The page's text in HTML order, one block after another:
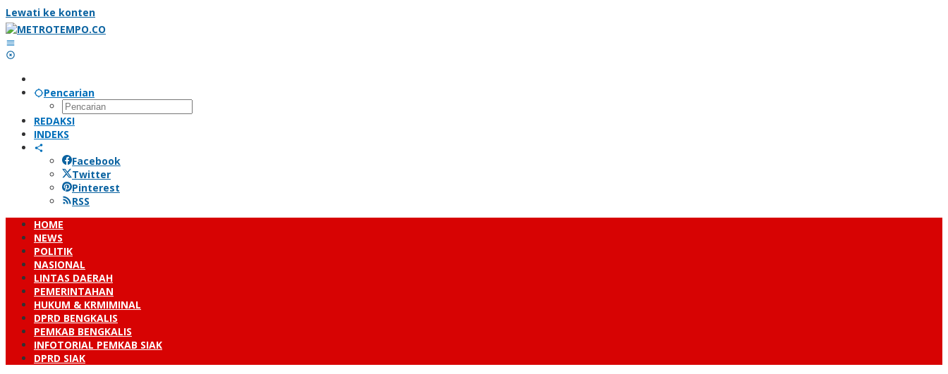
Lewati ke konten
Pencarian
REDAKSI
INDEKS
Facebook
Twitter
Pinterest
RSS
HOME
NEWS
POLITIK
NASIONAL
LINTAS DAERAH
PEMERINTAHAN
HUKUM & KRMIMINAL
DPRD BENGKALIS
PEMKAB BENGKALIS
INFOTORIAL PEMKAB SIAK
DPRD SIAK